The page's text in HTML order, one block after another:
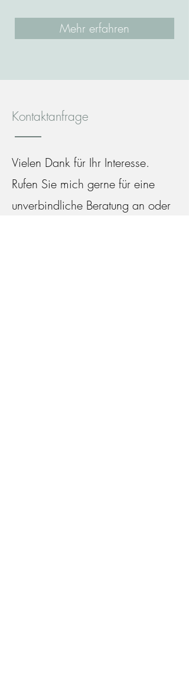
Mehr erfahren
Kontaktanfrage
Vielen Dank für Ihr Interesse.
Rufen Sie mich gerne für eine
unverbindliche Beratung an oder